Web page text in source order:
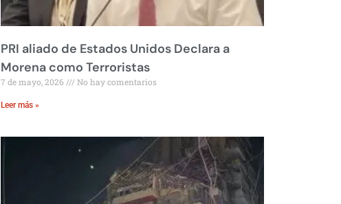
PRI aliado de Estados Unidos Declara a
Morena como Terroristas
7 de mayo, 2026 No hay comentarios
Leer más »